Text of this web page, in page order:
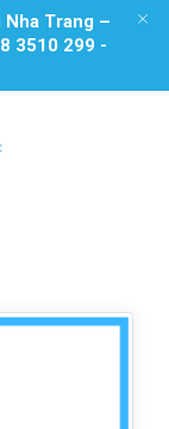
Nha Trang –
3510 299 -